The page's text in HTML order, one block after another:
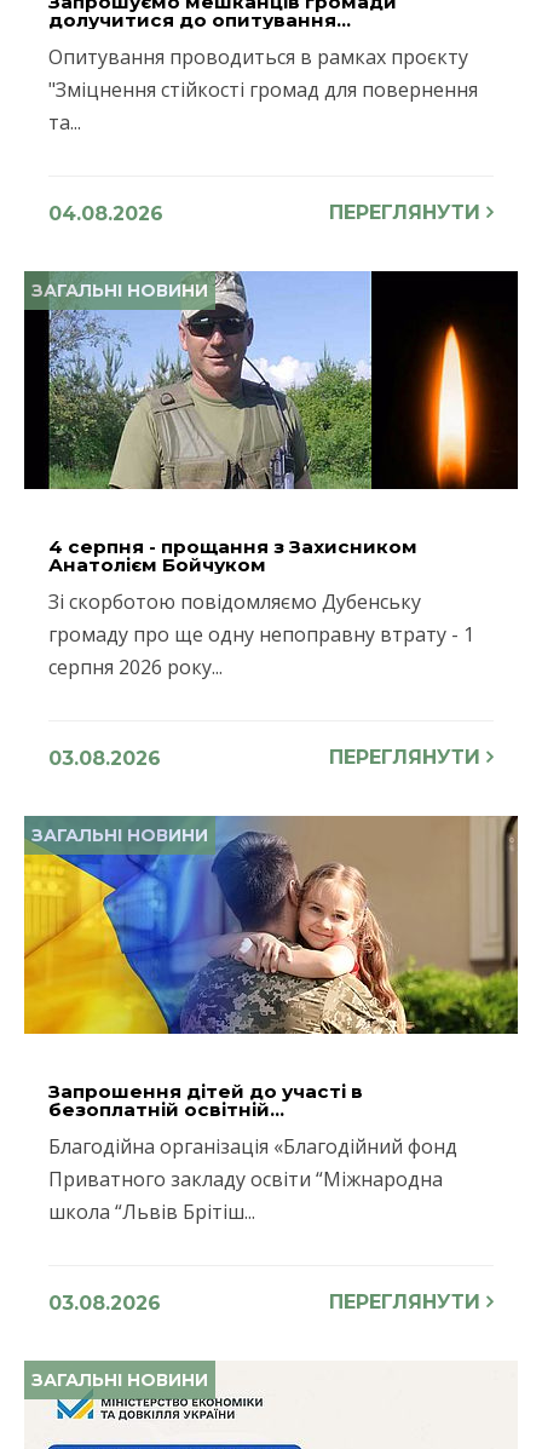
долучитися до опитування...
Опитування проводиться в рамках проєкту
"Зміцнення стійкості громад для повернення
та...
04.08.2026 ПЕРЕГЛЯНУТИ
ЗАГАЛЬНІ НОВИНИ
4 серпня - прощання з Захисником
Анатолієм Бойчуком
Зі скорботою повідомляємо Дубенську
громаду про ще одну непоправну втрату - 1
серпня 2026 року...
03.08.2026 ПЕРЕГЛЯНУТИ
ЗАГАЛЬНІ НОВИНИ
Запрошення дітей до участі в
безоплатній освітній...
Благодійна організація «Благодійний фонд
Приватного закладу освіти “Міжнародна
школа “Львів Брітіш...
03.08.2026 ПЕРЕГЛЯНУТИ
ЗАГАЛЬНІ НОВИНИ